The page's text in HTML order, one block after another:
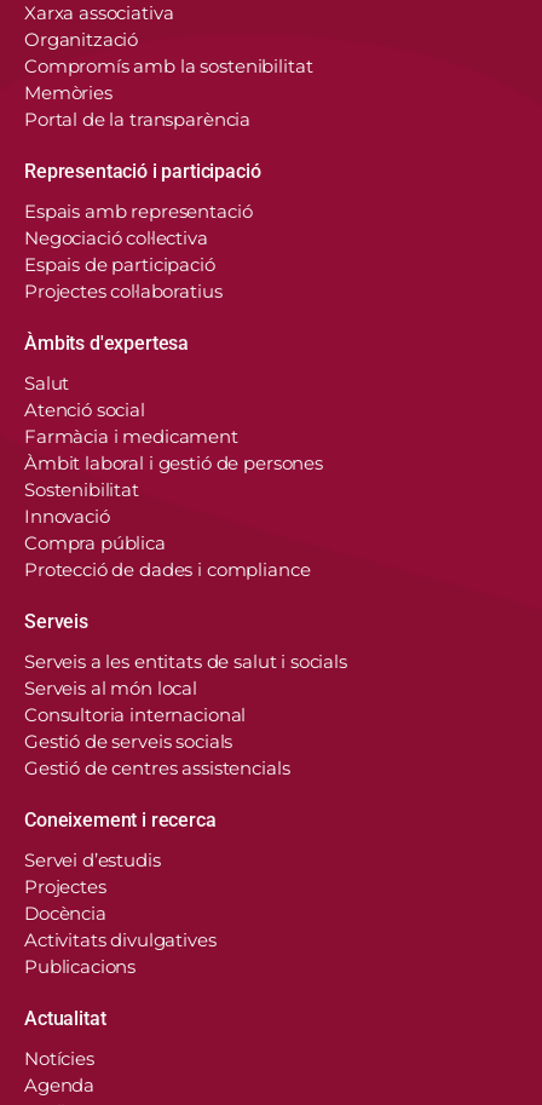
Xarxa associativa
Organització
Compromís amb la sostenibilitat
Memòries
Portal de la transparència
Representació i participació
Espais amb representació
Negociació col·lectiva
Espais de participació
Projectes col·laboratius
Àmbits d'expertesa
Salut
Atenció social
Farmàcia i medicament
Àmbit laboral i gestió de persones
Sostenibilitat
Innovació
Compra pública
Protecció de dades i compliance
Serveis
Serveis a les entitats de salut i socials
Serveis al món local
Consultoria internacional
Gestió de serveis socials
Gestió de centres assistencials
Coneixement i recerca
Servei d’estudis
Projectes
Docència
Activitats divulgatives
Publicacions
Actualitat
Notícies
Agenda